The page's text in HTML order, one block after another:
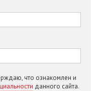
что ознакомлен и
данного сайта.